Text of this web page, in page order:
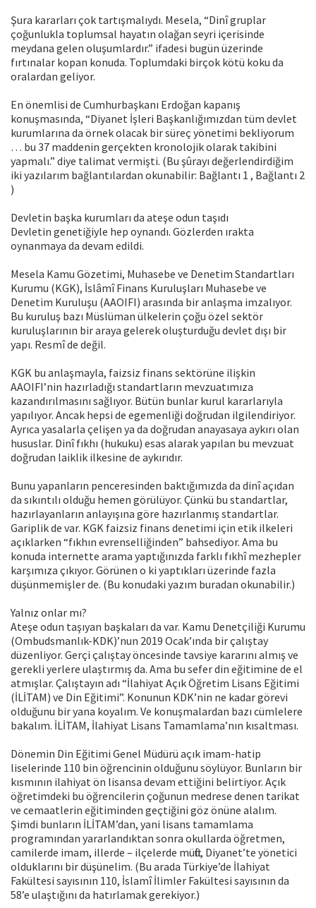
Şura kararları çok tartışmalıydı. Mesela, “Dinî gruplar
çoğunlukla toplumsal hayatın olağan seyri içerisinde
meydana gelen oluşumlardır.” ifadesi bugün üzerinde
fırtınalar kopan konuda. Toplumdaki birçok kötü koku da
oralardan geliyor.
En önemlisi de Cumhurbaşkanı Erdoğan kapanış
konuşmasında, “Diyanet İşleri Başkanlığımızdan tüm devlet
kurumlarına da örnek olacak bir süreç yönetimi bekliyorum
… bu 37 maddenin gerçekten kronolojik olarak takibini
yapmalı.” diye talimat vermişti. (Bu şûrayı değerlendirdiğim
iki yazılarım bağlantılardan okunabilir: Bağlantı 1 , Bağlantı 2
)
Devletin başka kurumları da ateşe odun taşıdı
Devletin genetiğiyle hep oynandı. Gözlerden ırakta
oynanmaya da devam edildi.
Mesela Kamu Gözetimi, Muhasebe ve Denetim Standartları
Kurumu (KGK), İslâmî Finans Kuruluşları Muhasebe ve
Denetim Kuruluşu (AAOIFI) arasında bir anlaşma imzalıyor.
Bu kuruluş bazı Müslüman ülkelerin çoğu özel sektör
kuruluşlarının bir araya gelerek oluşturduğu devlet dışı bir
yapı. Resmî de değil.
KGK bu anlaşmayla, faizsiz finans sektörüne ilişkin
AAOIFI’nin hazırladığı standartların mevzuatımıza
kazandırılmasını sağlıyor. Bütün bunlar kurul kararlarıyla
yapılıyor. Ancak hepsi de egemenliği doğrudan ilgilendiriyor.
Ayrıca yasalarla çelişen ya da doğrudan anayasaya aykırı olan
hususlar. Dinî fıkhı (hukuku) esas alarak yapılan bu mevzuat
doğrudan laiklik ilkesine de aykırıdır.
Bunu yapanların penceresinden baktığımızda da dinî açıdan
da sıkıntılı olduğu hemen görülüyor. Çünkü bu standartlar,
hazırlayanların anlayışına göre hazırlanmış standartlar.
Gariplik de var. KGK faizsiz finans denetimi için etik ilkeleri
açıklarken “fıkhın evrenselliğinden” bahsediyor. Ama bu
konuda internette arama yaptığınızda farklı fıkhî mezhepler
karşımıza çıkıyor. Görünen o ki yaptıkları üzerinde fazla
düşünmemişler de. (Bu konudaki yazım buradan okunabilir.)
Yalnız onlar mı?
Ateşe odun taşıyan başkaları da var. Kamu Denetçiliği Kurumu
(Ombudsmanlık-KDK)’nun 2019 Ocak’ında bir çalıştay
düzenliyor. Gerçi çalıştay öncesinde tavsiye kararını almış ve
gerekli yerlere ulaştırmış da. Ama bu sefer din eğitimine de el
atmışlar. Çalıştayın adı “İlahiyat Açık Öğretim Lisans Eğitimi
(İLİTAM) ve Din Eğitimi”. Konunun KDK’nin ne kadar görevi
olduğunu bir yana koyalım. Ve konuşmalardan bazı cümlelere
bakalım. İLİTAM, İlahiyat Lisans Tamamlama’nın kısaltması.
Dönemin Din Eğitimi Genel Müdürü açık imam-hatip
liselerinde 110 bin öğrencinin olduğunu söylüyor. Bunların bir
kısmının ilahiyat ön lisansa devam ettiğini belirtiyor. Açık
öğretimdeki bu öğrencilerin çoğunun medrese denen tarikat
ve cemaatlerin eğitiminden geçtiğini göz önüne alalım.
Şimdi bunların İLİTAM’dan, yani lisans tamamlama
programından yararlandıktan sonra okullarda öğretmen,
camilerde imam, illerde – ilçelerde müftü, Diyanet’te yönetici
olduklarını bir düşünelim. (Bu arada Türkiye’de İlahiyat
Fakültesi sayısının 110, İslamî İlimler Fakültesi sayısının da
58’e ulaştığını da hatırlamak gerekiyor.)